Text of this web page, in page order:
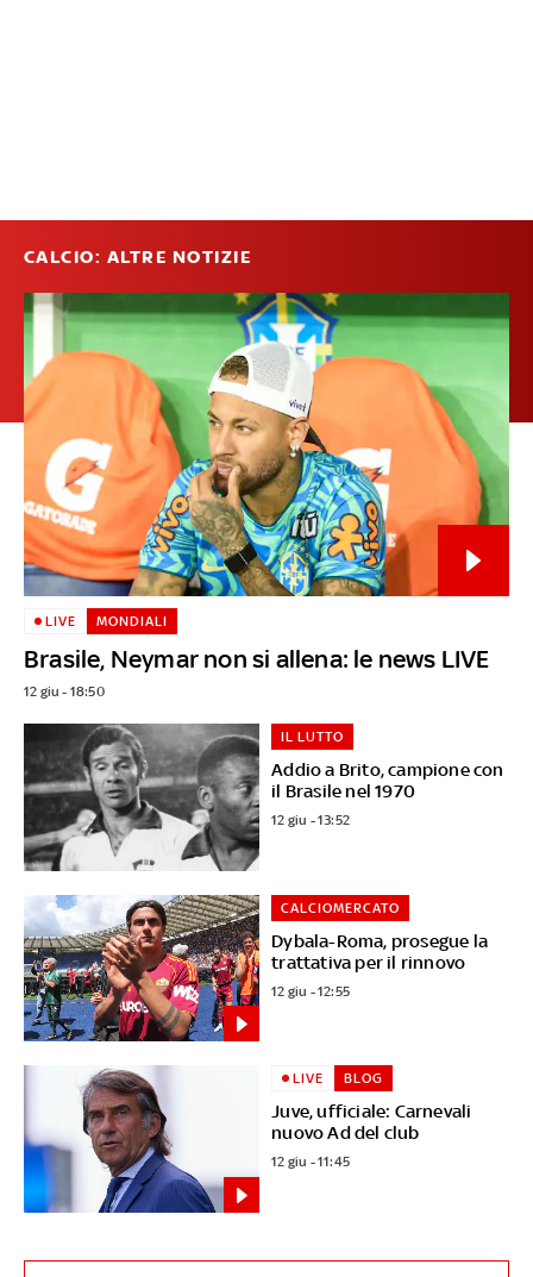
CALCIO: ALTRE NOTIZIE
Brasile, Neymar non si allena: le news LIVE
LIVE MONDIALI
12 giu - 18:50
Addio a Brito, campione con
il Brasile nel 1970
IL LUTTO
12 giu - 13:52
Dybala-Roma, prosegue la
trattativa per il rinnovo
CALCIOMERCATO
12 giu - 12:55
Juve, ufficiale: Carnevali
nuovo Ad del club
LIVE BLOG
12 giu - 11:45